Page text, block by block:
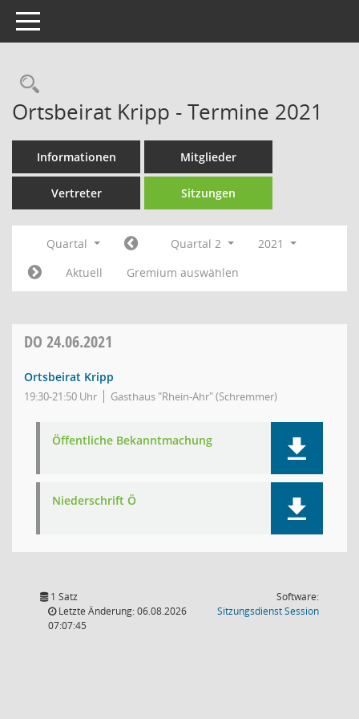
Toggle navigation
Rechercheauswahl
Ortsbeirat Kripp - Termine 2021
Informationen Mitglieder
Vertreter Sitzungen
Quartal Quartal 2
2021
Aktuell
Gremium auswählen
DO 24.06.2021
Ortsbeirat Kripp
19:30-21:50 Uhr Gasthaus "Rhein-Ahr" (Schremmer)
Öffentliche Bekanntmachung
Niederschrift Ö
1 Satz
Letzte Änderung: 06.08.2026
07:07:45
Software:
SitzungsdienstSession(Wird in